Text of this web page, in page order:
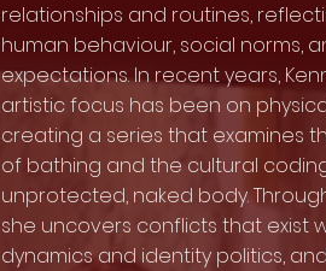
relationships and routines,
human behaviour, social norms,
expectations. In recent years,
artistic focus has been on
creating a series that examines
of bathing and the cultural
unprotected, naked body.
she uncovers conflicts that exist
dynamics and identity politics,